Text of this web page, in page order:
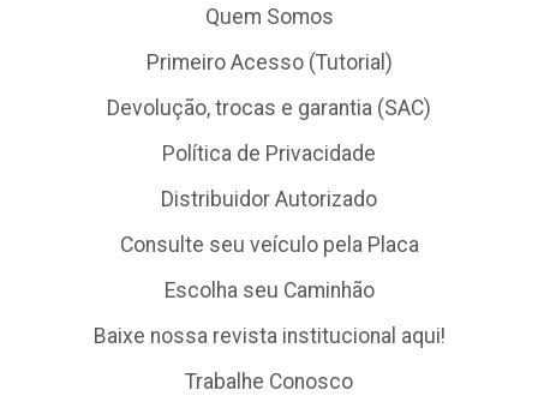
Quem Somos
Primeiro Acesso (Tutorial)
Devolução, trocas e garantia (SAC)
Política de Privacidade
Distribuidor Autorizado
Consulte seu veículo pela Placa
Escolha seu Caminhão
Baixe nossa revista institucional aqui!
Trabalhe Conosco